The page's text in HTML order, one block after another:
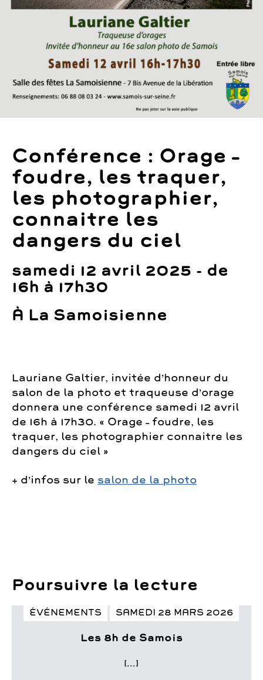
Conférence : Orage –
foudre, les traquer,
les photographier,
connaitre les
dangers du ciel
samedi 12 avril 2025 - de
16h à 17h30
À La Samoisienne
Lauriane Galtier, invitée d’honneur du
salon de la photo et traqueuse d’orage
donnera une conférence samedi 12 avril
de 16h à 17h30. « Orage – foudre, les
traquer, les photographier connaitre les
dangers du ciel »
+ d’infos sur le salon de la photo
Poursuivre la lecture
ÉVÉNEMENTS SAMEDI 28 MARS 2026
Les 8h de Samois
[...]